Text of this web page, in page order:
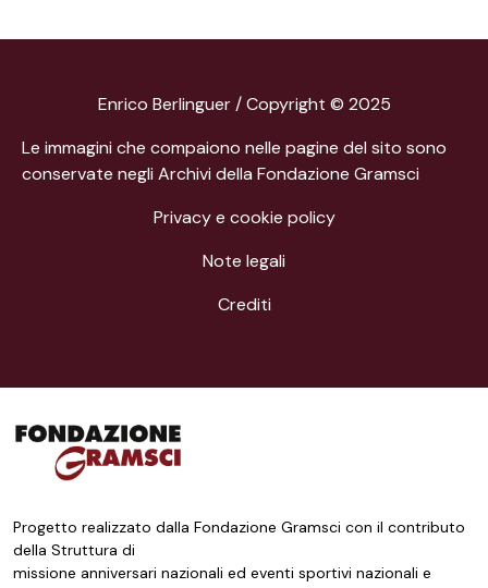
Enrico Berlinguer / Copyright © 2025
Le immagini che compaiono nelle pagine del sito sono
conservate negli Archivi della Fondazione Gramsci
Privacy e cookie policy
Note legali
Crediti
Progetto realizzato dalla Fondazione Gramsci con il contributo
della Struttura di
missione anniversari nazionali ed eventi sportivi nazionali e